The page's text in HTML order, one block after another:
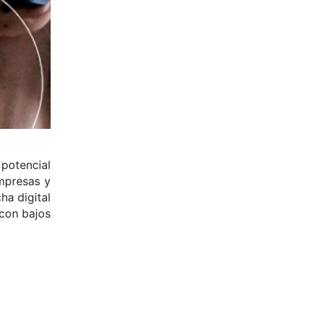
y
digital
bajos